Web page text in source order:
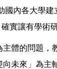
內各大學
實讓有學術
體的問題
未來」為